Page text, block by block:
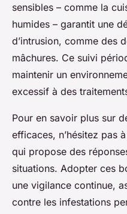
sensibles – comme la
humides – garantit une
d’intrusion, comme des
mâchures. Ce suivi
maintenir un
excessif à des
Pour en savoir plus sur
efficaces, n’hésitez pas
qui propose des
situations. Adopter ces
une vigilance continue,
contre les infestations